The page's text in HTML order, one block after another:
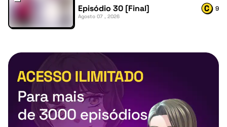
Episódio 30 [Final]
Agosto 07 , 2026
9